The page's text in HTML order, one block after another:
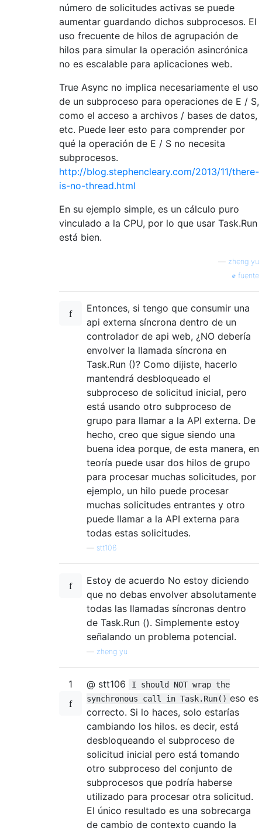
número de solicitudes activas se puede
aumentar guardando dichos subprocesos. El
uso frecuente de hilos de agrupación de
hilos para simular la operación asincrónica
no es escalable para aplicaciones web.
True Async no implica necesariamente el uso
de un subproceso para operaciones de E / S,
como el acceso a archivos / bases de datos,
etc. Puede leer esto para comprender por
qué la operación de E / S no necesita
subprocesos.
http://blog.stephencleary.com/2013/11/there-
is-no-thread.html
En su ejemplo simple, es un cálculo puro
vinculado a la CPU, por lo que usar Task.Run
está bien.
zheng yu
fuente
Entonces, si tengo que consumir una
api externa síncrona dentro de un
controlador de api web, ¿NO debería
envolver la llamada síncrona en
Task.Run ()? Como dijiste, hacerlo
mantendrá desbloqueado el
subproceso de solicitud inicial, pero
está usando otro subproceso de
grupo para llamar a la API externa. De
hecho, creo que sigue siendo una
buena idea porque, de esta manera, en
teoría puede usar dos hilos de grupo
para procesar muchas solicitudes, por
ejemplo, un hilo puede procesar
muchas solicitudes entrantes y otro
puede llamar a la API externa para
todas estas solicitudes.
stt106
Estoy de acuerdo No estoy diciendo
que no debas envolver absolutamente
todas las llamadas síncronas dentro
de Task.Run (). Simplemente estoy
señalando un problema potencial.
zheng yu
1 @ stt106
I should NOT wrap the
synchronous call in Task.Run() eso es
correcto. Si lo haces, solo estarías
cambiando los hilos. es decir, está
desbloqueando el subproceso de
solicitud inicial pero está tomando
otro subproceso del conjunto de
subprocesos que podría haberse
utilizado para procesar otra solicitud.
El único resultado es una sobrecarga
de cambio de contexto cuando la